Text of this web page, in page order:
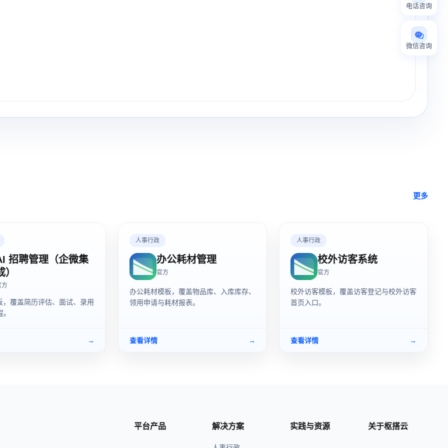
更多
招聘管理（企微集
）
方
，覆盖简历评估、面试、录用
→
人事行政
办公耗材管理
官方
办公耗材模板，覆盖物品库、入库库存、
领用申请与耗材报表。
查看详情 →
人事行政
校外访客系统
官方
校外访客模板，覆盖访客登记与校外访客
首页入口。
查看详情 →
电话咨询
微信咨询
平台产品 解决方案 实践与资源 关于枢搭云